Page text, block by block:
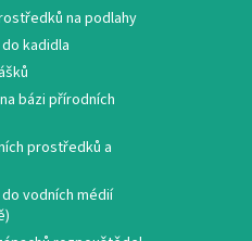
na podlahy
kadidla
bázi přírodních
prostředků a
vodních médií